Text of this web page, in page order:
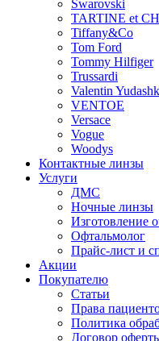
Swarovski
TARTINE et
Tiffany&Co
Tom Ford
Tommy Hilfiger
Trussardi
Valentin
VENTOE
Versace
Vogue
Woodys
Контактные линзы
Услуги
ДМС
Ночные линзы
Изготовление
Офтальмолог
Прайс-лист и
Акции
Покупателю
Статьи
Права
Политика
Договор